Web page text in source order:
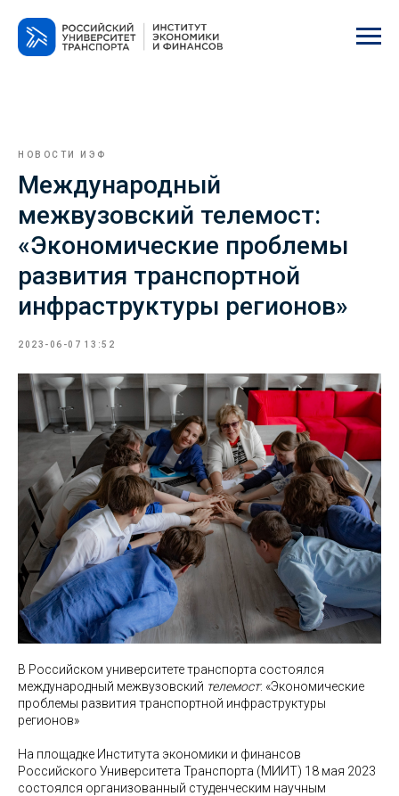
НОВОСТИ ИЭФ
Международный
межвузовский телемост:
«Экономические проблемы
развития транспортной
инфраструктуры регионов»
2023-06-07 13:52
В Российском университете транспорта состоялся
международный межвузовский телемост: «Экономические
проблемы развития транспортной инфраструктуры
регионов»
На площадке Института экономики и финансов
Российского Университета Транспорта (МИИТ) 18 мая 2023
состоялся организованный студенческим научным